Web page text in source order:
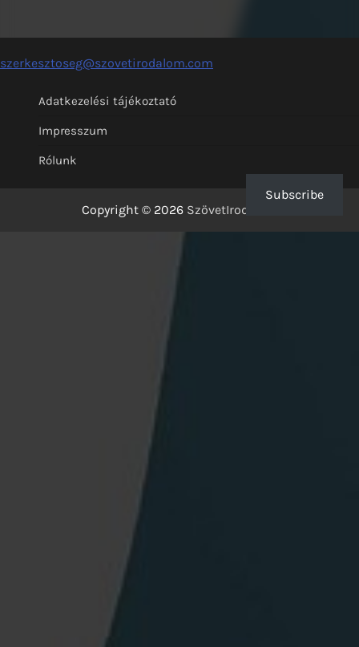
szerkesztoseg@szovetirodalom.com
Adatkezelési tájékoztató
Impresszum
Rólunk
Copyright © 2026 SzövetIrodalom
Subscribe